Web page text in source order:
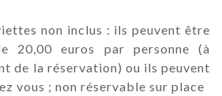
non inclus : ils peuvent être
20,00 euros par personne (à
de la réservation) ou ils peuvent
vous ; non réservable sur place